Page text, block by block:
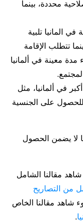
محددة، بينما
المانيا تلبية
تتطلب الإقامة
معينة في ألمانيا
في ألمانيا، مثل
على الجنسية
لا يضمن الحصول
شاهد مقالنا الشامل
من التصاريح
شاهد مقالنا الخاص
.